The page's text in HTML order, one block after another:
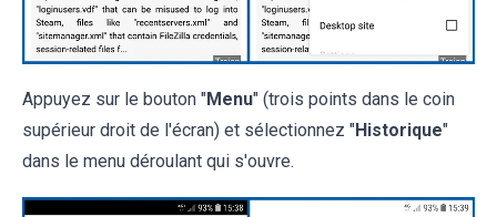
Appuyez sur le bouton "Menu" (trois points dans le coin
supérieur droit de l'écran) et sélectionnez "Historique"
dans le menu déroulant qui s'ouvre.